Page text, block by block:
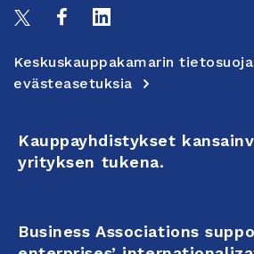
Keskuskauppakamarin
evästeasetuksia
Kauppayhdistykset
yrityksen tukena.
Business Associations